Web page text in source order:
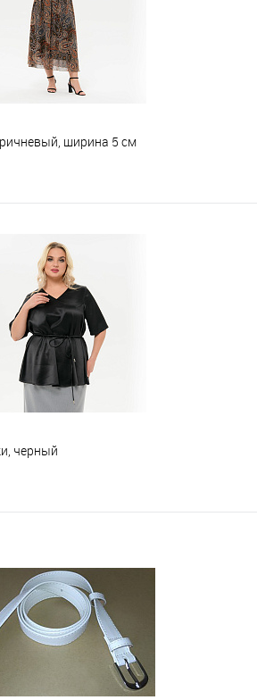
ширина 5 см
В корзину
черный
Недоступно